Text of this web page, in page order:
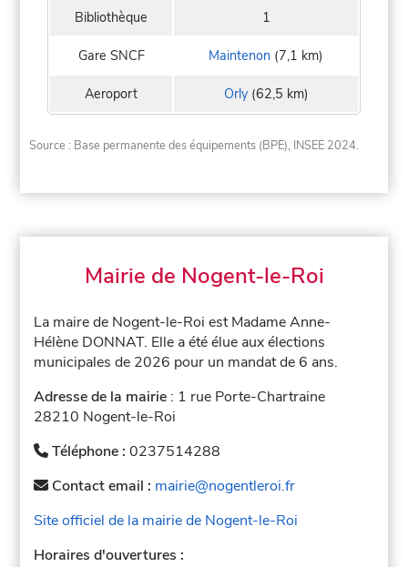
Bibliothèque 1
Gare SNCF Maintenon (7,1 km)
Aeroport Orly(62,5 km)
Source : Base permanente des équipements (BPE), INSEE 2024.
Mairie de Nogent-le-Roi
La maire de Nogent-le-Roi est Madame Anne-
Hélène DONNAT. Elle a été élue aux élections
municipales de 2026 pour un mandat de 6 ans.
Adresse de la mairie : 1 rue Porte-Chartraine
28210 Nogent-le-Roi
Téléphone :0237514288
Contact email : mairie@nogentleroi.fr
Site officiel de la mairie de Nogent-le-Roi
Horaires d'ouvertures :